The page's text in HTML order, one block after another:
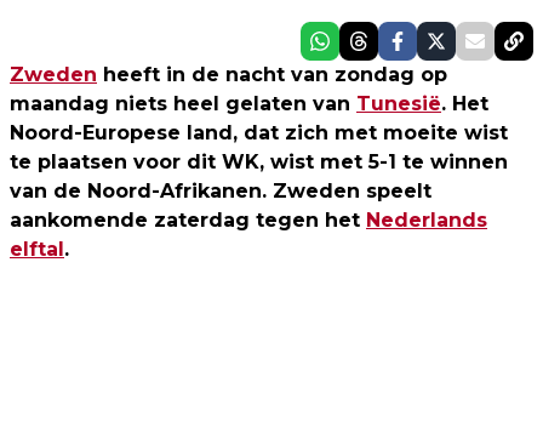
Zweden heeft in de nacht van zondag op
maandag niets heel gelaten van Tunesië. Het
Noord-Europese land, dat zich met moeite wist
te plaatsen voor dit WK, wist met 5-1 te winnen
van de Noord-Afrikanen. Zweden speelt
aankomende zaterdag tegen het Nederlands
elftal.